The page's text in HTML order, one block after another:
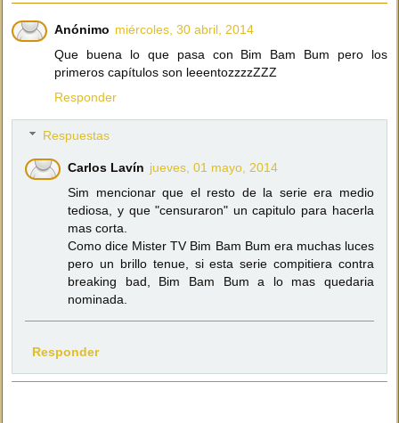
Anónimo miércoles, 30 abril, 2014
Que buena lo que pasa con Bim Bam Bum pero los
primeros capítulos son leeentozzzzZZZ
Responder
Respuestas
Carlos Lavín jueves, 01 mayo, 2014
Sim mencionar que el resto de la serie era medio
tediosa, y que "censuraron" un capitulo para hacerla
mas corta.
Como dice Mister TV Bim Bam Bum era muchas luces
pero un brillo tenue, si esta serie compitiera contra
breaking bad, Bim Bam Bum a lo mas quedaria
nominada.
Responder